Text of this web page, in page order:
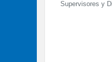
Supervisores y